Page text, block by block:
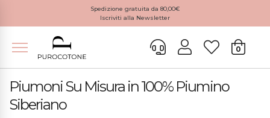
Spedizione gratuita da 80,00€
Iscriviti alla Newsletter
0
Piumoni Su Misura in 100% Piumino
Siberiano